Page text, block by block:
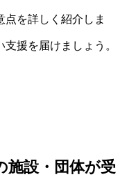
を詳しく紹介しま
援を届けましょう。
施設・団体が受